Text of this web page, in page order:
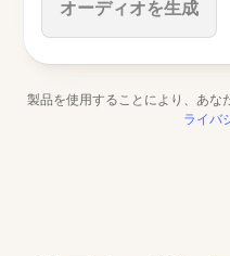
オーディオを生成
停止
製品を使用することにより、あな
ライバ